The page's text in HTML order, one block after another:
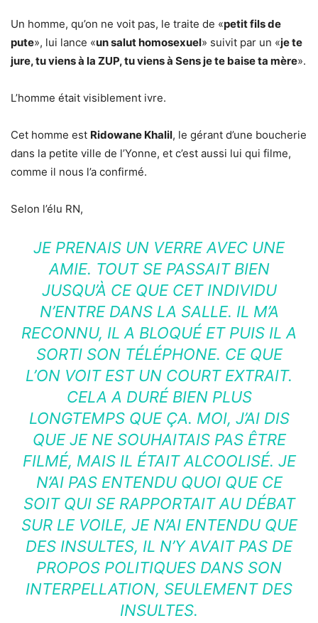
Un homme, qu’on ne voit pas, le traite de «petit fils de
pute», lui lance «un salut homosexuel» suivit par un «je te
jure, tu viens à la ZUP, tu viens à Sens je te baise ta mère».
L’homme était visiblement ivre.
Cet homme est Ridowane Khalil, le gérant d’une boucherie
dans la petite ville de l’Yonne, et c’est aussi lui qui filme,
comme il nous l’a confirmé.
Selon l’élu RN,
JE PRENAIS UN VERRE AVEC UNE
AMIE. TOUT SE PASSAIT BIEN
JUSQU’À CE QUE CET INDIVIDU
N’ENTRE DANS LA SALLE. IL M’A
RECONNU, IL A BLOQUÉ ET PUIS IL A
SORTI SON TÉLÉPHONE. CE QUE
L’ON VOIT EST UN COURT EXTRAIT.
CELA A DURÉ BIEN PLUS
LONGTEMPS QUE ÇA. MOI, J’AI DIS
QUE JE NE SOUHAITAIS PAS ÊTRE
FILMÉ, MAIS IL ÉTAIT ALCOOLISÉ. JE
N’AI PAS ENTENDU QUOI QUE CE
SOIT QUI SE RAPPORTAIT AU DÉBAT
SUR LE VOILE, JE N’AI ENTENDU QUE
DES INSULTES, IL N’Y AVAIT PAS DE
PROPOS POLITIQUES DANS SON
INTERPELLATION, SEULEMENT DES
INSULTES.